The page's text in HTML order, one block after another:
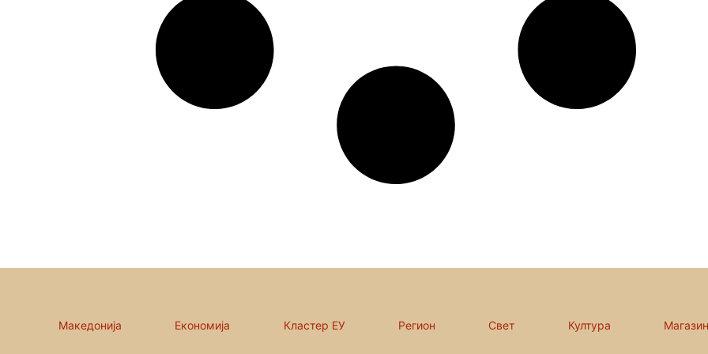
Македонија Економија Кластер ЕУ Регион Свет Култура Магазин